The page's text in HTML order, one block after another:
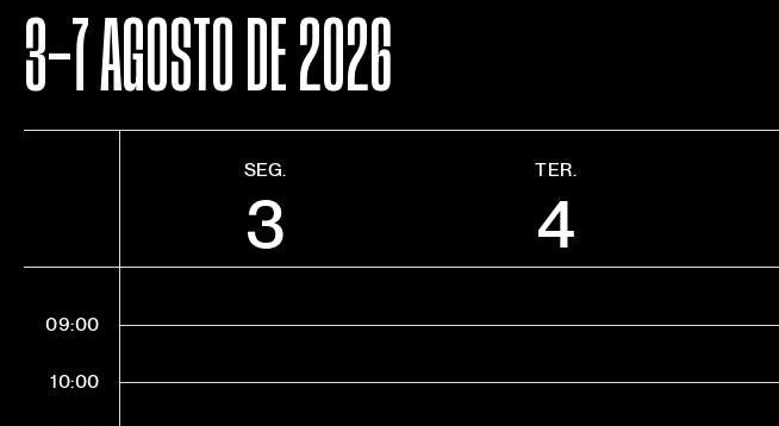
3-7 AGOSTO DE 2026
SEG.
3
TER.
4
09:00
10:00